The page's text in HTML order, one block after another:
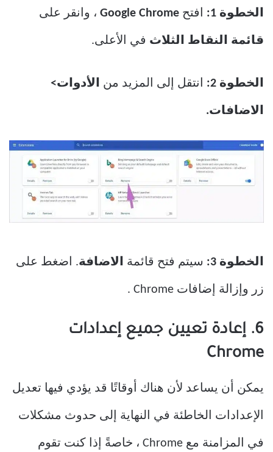
الخطوة 1: افتح ، وانقر على
قائمة النقاط الثلاث في الأعلى.
الخطوة 2: انتقل إلى المزيد من الأدوات>
الاضافات.
الخطوة 3: سيتم فتح قائمة الاضافة. اضغط على
زر وإزالة إضافات Chrome .
6. إعادة تعيين جميع إعدادات
Chrome
يمكن أن يساعد لأن هناك أوقاتًا قد يؤدي فيها تعديل
الإعدادات الخاطئة في النهاية إلى حدوث مشكلات
في المزامنة مع Chrome ، خاصةً إذا كنت تقوم